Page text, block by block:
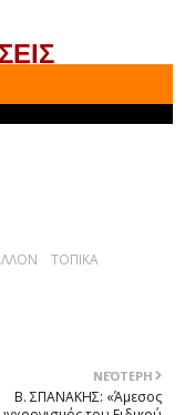
ΤΟΠΙΚΑ
ΝΕΌΤΕΡΗ
Β. ΣΠΑΝΑΚΗΣ: «Άμεσος